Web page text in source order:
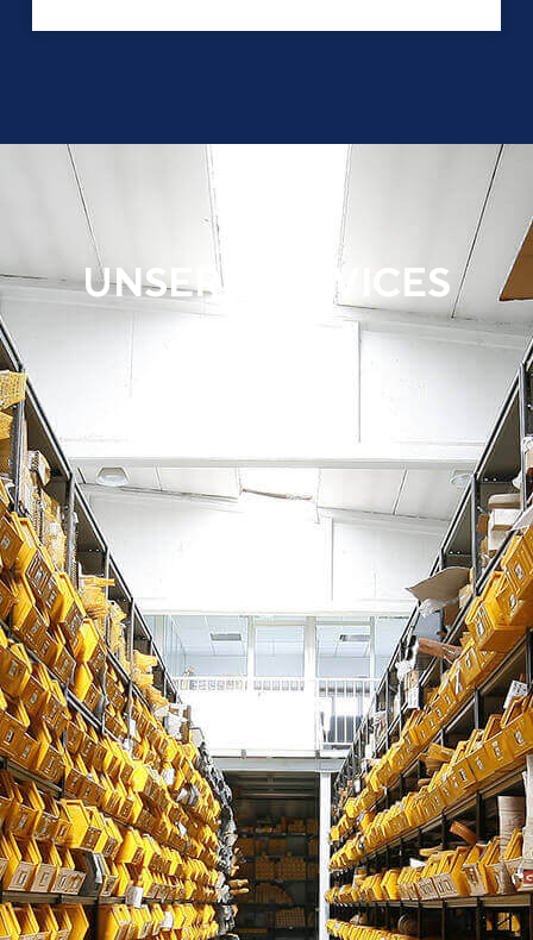
UNSERE SERVICES